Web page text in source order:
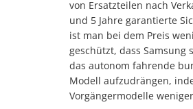
von Ersatzteilen nach
und 5 Jahre garantierte
ist man bei dem Preis
geschützt, dass Samsung
das autonom fahrende
Modell aufzudrängen,
Vorgängermodelle